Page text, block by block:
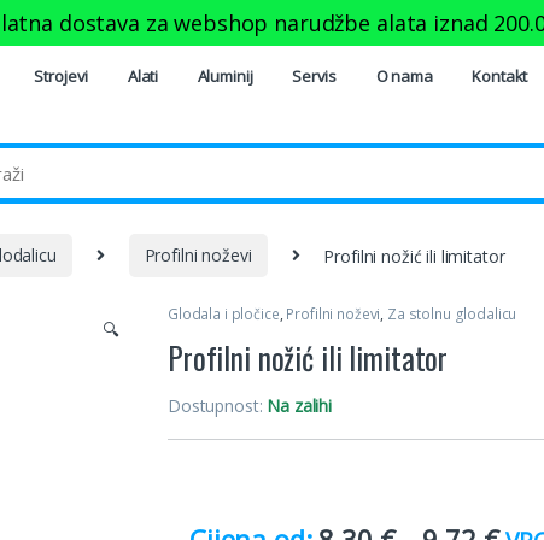
Strojevi Alati Aluminij Servis O nama Kontakt
Profilni noževi Profilni nožić ili limitator
🔍
Glodala i pločice, Profilni noževi, Za stolnu glodalicu
Profilni nožić ili limitator
Dostupnost: Na zalihi
dostava za webshop narudžbe alata iznad